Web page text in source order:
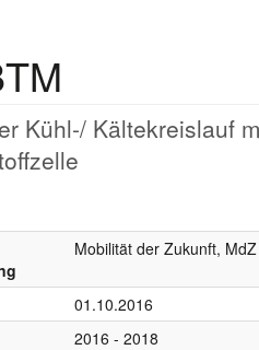
Kühl-/ Kältekreislauf
Mobilität der Zukunft,
01.10.2016
2016 - 2018